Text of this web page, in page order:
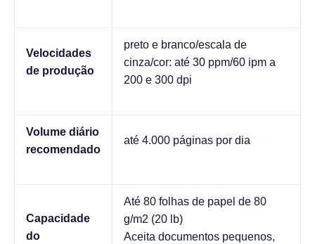
Velocidades
de produção
preto e branco/escala de
cinza/cor: até 30 ppm/60 ipm a
200 e 300 dpi
Volume diário
recomendado
até 4.000 páginas por dia
Capacidade
do
Até 80 folhas de papel de 80
g/m2 (20 lb)
Aceita documentos pequenos,